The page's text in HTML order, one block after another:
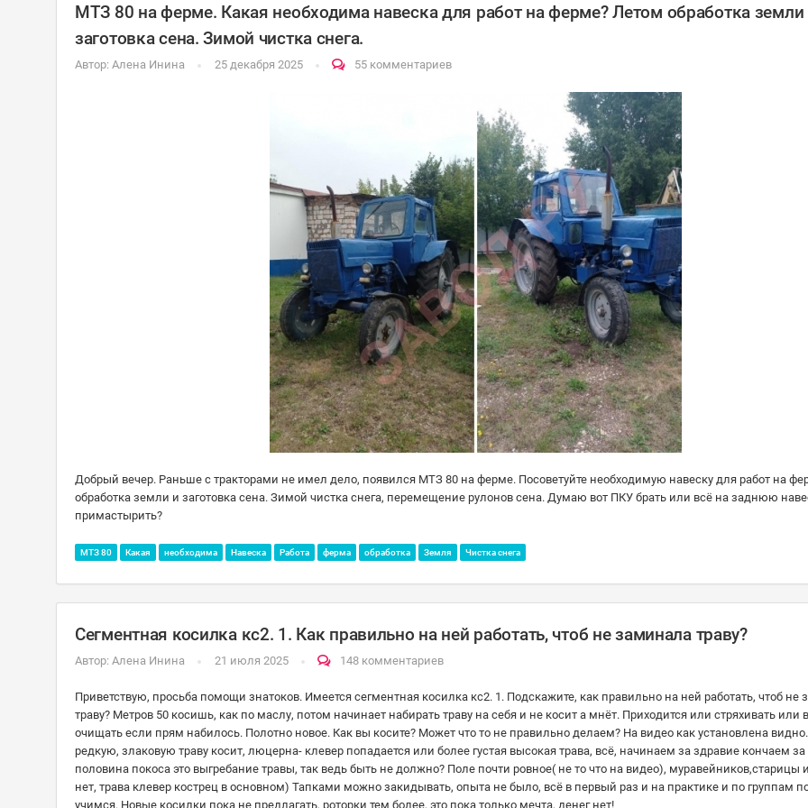
МТЗ 80 на ферме. Какая необходима навеска для работ на ферме? Летом обработка земли
заготовка сена. Зимой чистка снега.
Автор: Алена Инина 25 декабря 2025 55 комментариев
Добрый вечер. Раньше с тракторами не имел дело, появился МТЗ 80 на ферме. Посоветуйте необходимую навеску для работ на
обработка земли и заготовка сена. Зимой чистка снега, перемещение рулонов сена. Думаю вот ПКУ брать или всё на заднюю
примастырить?
МТЗ 80 Какая необходима Навеска Работа ферма обработка Земля Чистка снега
Сегментная косилка кс2. 1. Как правильно на ней работать, чтоб не заминала траву?
Автор: Алена Инина 21 июля 2025 148 комментариев
Приветствую, просьба помощи знатоков. Имеется сегментная косилка кс2. 1. Подскажите, как правильно на ней работать, чтоб не
траву? Метров 50 косишь, как по маслу, потом начинает набирать траву на себя и не косит а мнёт. Приходится или стряхивать или
очищать если прям набилось. Полотно новое. Как вы косите? Может что то не правильно делаем? На видео как установлена
редкую, злаковую траву косит, люцерна- клевер попадается или более густая высокая трава, всё, начинаем за здравие кончаем за
половина покоса это выгребание травы, так ведь быть не должно? Поле почти ровное( не то что на видео), муравейников,старицы
нет, трава клевер кострец в основном) Тапками можно закидывать, опыта не было, всё в первый раз и на практике и по группам
учимся. Новые косилки пока не предлагать, роторки тем более, это пока только мечта, денег нет!